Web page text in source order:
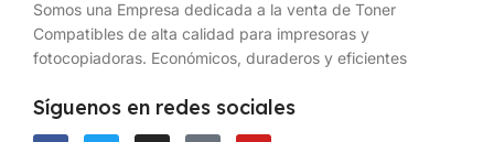
Somos una Empresa dedicada a la venta de Toner
Compatibles de alta calidad para impresoras y
fotocopiadoras. Económicos, duraderos y eficientes
Síguenos en redes sociales